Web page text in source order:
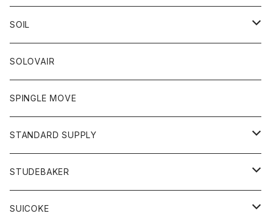
ボトム
ワンピース
トップス
Tシャツ
トレーナー
ボトム
ショートパンツ
スカート
レディース
スカート
Tシャツ
アクセサリー
バック
カーディガン
コート
グッズ
ネクタイ
グローブ
アクセサリー
トップス
カットソー
カーディガン
ボトム
ショートパンツ
パンツ
レディース
カットソー
ボトム
ジーンズ
チノパン
トップス
ポロシャツ
ベスト
靴
SOIL
靴
ワンピース
トップス
カットソー
ボトム
パンツ
SOLOVAIR
SPINGLE MOVE
STANDARD SUPPLY
財布
バッグ
STUDEBAKER
アクセサリー
SUICOKE